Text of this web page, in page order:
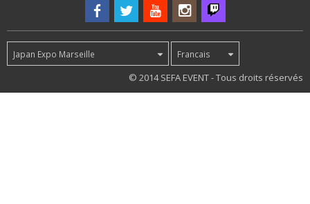
Japan Expo Marseille Francais
© 2014 SEFA EVENT - Tous droits réservés